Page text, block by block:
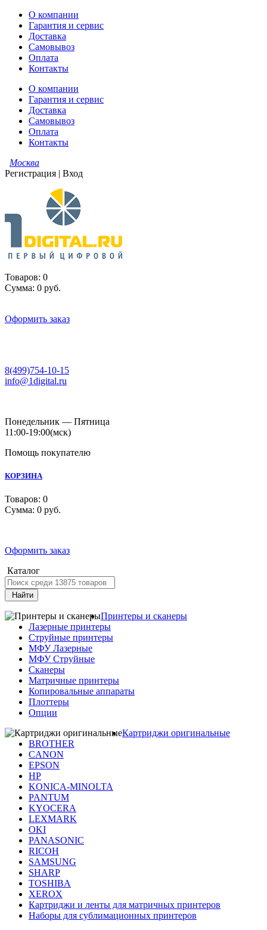
О компании
Гарантия и сервис
Доставка
Самовывоз
Оплата
Контакты
О компании
Гарантия и сервис
Доставка
Самовывоз
Оплата
Контакты
Москва
Регистрация | Вход
Товаров: 0
Сумма: 0 руб.
Оформить заказ
8(499)754-10-15
info@1digital.ru
Понедельник — Пятница
11:00-19:00(мск)
Помощь покупателю
КОРЗИНА
Товаров: 0
Сумма: 0 руб.
Оформить заказ
Каталог
Найти
Принтеры и сканеры
Лазерные принтеры
Струйные принтеры
МФУ Лазерные
МФУ Струйные
Сканеры
Матричные принтеры
Копировальные аппараты
Плоттеры
Опции
Картриджи оригинальные
BROTHER
CANON
EPSON
HP
KONICA-MINOLTA
PANTUM
KYOCERA
LEXMARK
OKI
PANASONIC
RICOH
SAMSUNG
SHARP
TOSHIBA
XEROX
Картриджи и ленты для матричных принтеров
Наборы для сублимационных принтеров